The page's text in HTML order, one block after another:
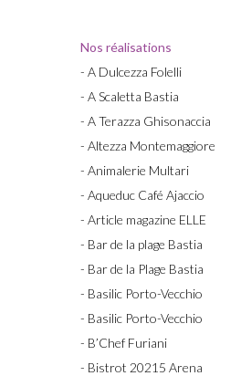
Nos réalisations
- A Dulcezza Folelli
- A Scaletta Bastia
- A Terazza Ghisonaccia
- Altezza Montemaggiore
- Animalerie Multari
- Aqueduc Café Ajaccio
- Article magazine ELLE
- Bar de la plage Bastia
- Bar de la Plage Bastia
- Basilic Porto-Vecchio
- Basilic Porto-Vecchio
- B’Chef Furiani
- Bistrot 20215 Arena